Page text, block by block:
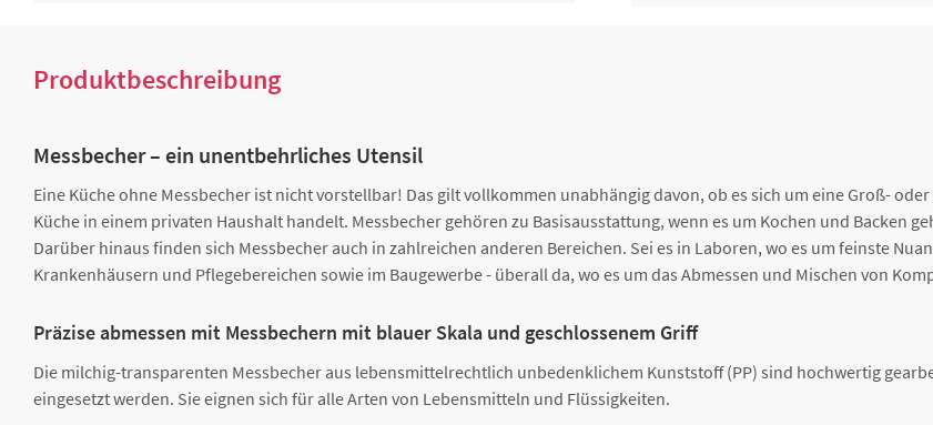
Produktbeschreibung
Messbecher – ein unentbehrliches Utensil
Eine Küche ohne Messbecher ist nicht vorstellbar! Das gilt vollkommen unabhängig davon, ob es sich um eine Groß-
Küche in einem privaten Haushalt handelt. Messbecher gehören zu Basisausstattung, wenn es um Kochen und Backen
Darüber hinaus finden sich Messbecher auch in zahlreichen anderen Bereichen. Sei es in Laboren, wo es um feinste
Krankenhäusern und Pflegebereichen sowie im Baugewerbe - überall da, wo es um das Abmessen und Mischen von
Präzise abmessen mit Messbechern mit blauer Skala und geschlossenem Griff
Die milchig-transparenten Messbecher aus lebensmittelrechtlich unbedenklichem Kunststoff (PP) sind hochwertig
eingesetzt werden. Sie eignen sich für alle Arten von Lebensmitteln und Flüssigkeiten.